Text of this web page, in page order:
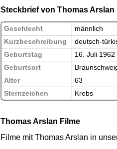
Steckbrief von Thomas Arslan
Geschlecht
männlich
Kurzbeschreibung
deutsch-
Geburtstag
16. Juli 1962
Geburtsort
Alter
63
Sternzeichen
Krebs
Thomas Arslan Filme
Filme mit Thomas Arslan in